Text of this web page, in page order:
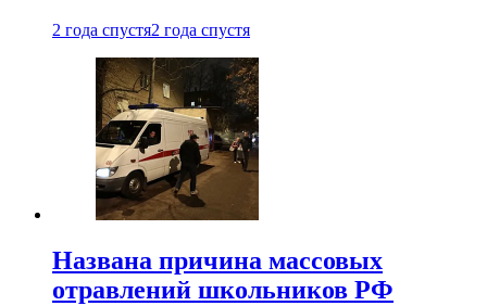
2 года спустя2 года спустя
Названа причина массовых
отравлений школьников РФ